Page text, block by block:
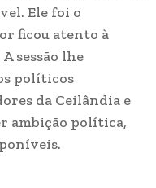
Ele foi o
ficou atento à
sessão lhe
políticos
da Ceilândia e
ambição política,